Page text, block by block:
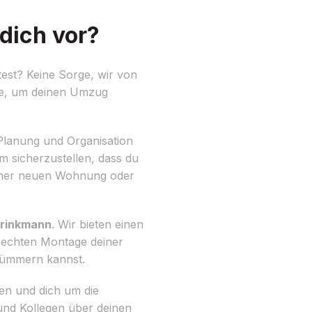
vor?
Keine Sorge, wir von
um deinen Umzug
und Organisation
sicherzustellen, dass du
neuen Wohnung oder
. Wir bieten einen
Montage deiner
kannst.
und dich um die
Kollegen über deinen